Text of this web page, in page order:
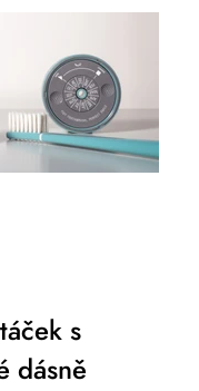
s
dásně